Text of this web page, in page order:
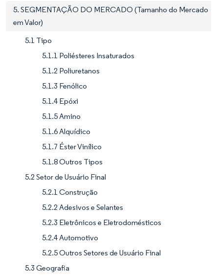
5. SEGMENTAÇÃO DO MERCADO (Tamanho do Mercado
em Valor)
5.1 Tipo
5.1.1 Poliésteres Insaturados
5.1.2 Poliuretanos
5.1.3 Fenólico
5.1.4 Epóxi
5.1.5 Amino
5.1.6 Alquídico
5.1.7 Éster Vinílico
5.1.8 Outros Tipos
5.2 Setor de Usuário Final
5.2.1 Construção
5.2.2 Adesivos e Selantes
5.2.3 Eletrônicos e Eletrodomésticos
5.2.4 Automotivo
5.2.5 Outros Setores de Usuário Final
5.3 Geografia